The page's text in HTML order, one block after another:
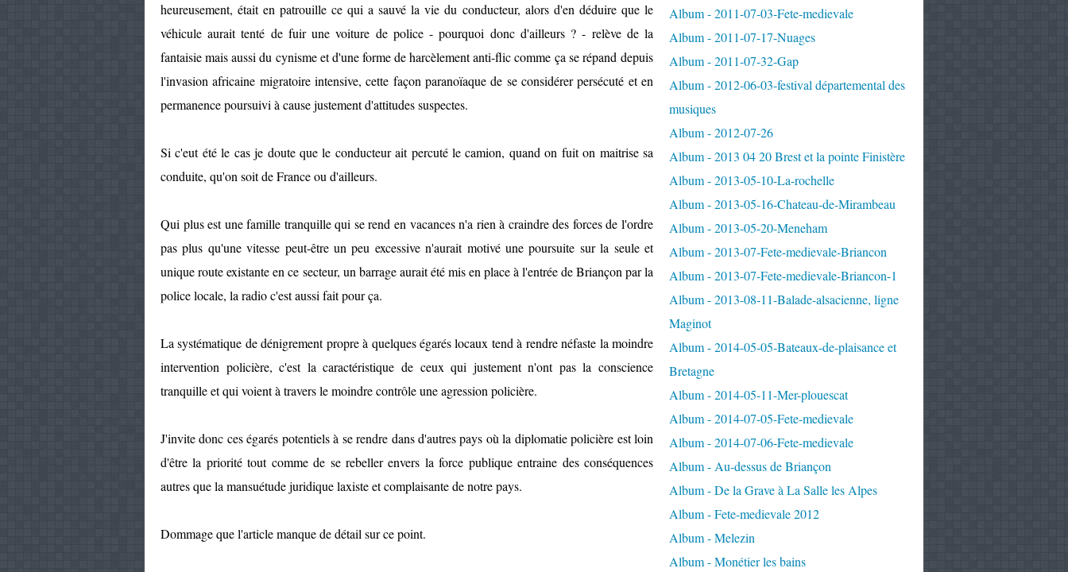
heureusement, était en patrouille ce qui a sauvé la vie du conducteur, alors d'en déduire que le
véhicule aurait tenté de fuir une voiture de police - pourquoi donc d'ailleurs ? - relève de la
fantaisie mais aussi du cynisme et d'une forme de harcèlement anti-flic comme ça se répand depuis
l'invasion africaine migratoire intensive, cette façon paranoïaque de se considérer persécuté et en
permanence poursuivi à cause justement d'attitudes suspectes.
Si c'eut été le cas je doute que le conducteur ait percuté le camion, quand on fuit on maitrise sa
conduite, qu'on soit de France ou d'ailleurs.
Qui plus est une famille tranquille qui se rend en vacances n'a rien à craindre des forces de l'ordre
pas plus qu'une vitesse peut-être un peu excessive n'aurait motivé une poursuite sur la seule et
unique route existante en ce secteur, un barrage aurait été mis en place à l'entrée de Briançon par la
police locale, la radio c'est aussi fait pour ça.
La systématique de dénigrement propre à quelques égarés locaux tend à rendre néfaste la moindre
intervention policière, c'est la caractéristique de ceux qui justement n'ont pas la conscience
tranquille et qui voient à travers le moindre contrôle une agression policière.
J'invite donc ces égarés potentiels à se rendre dans d'autres pays où la diplomatie policière est loin
d'être la priorité tout comme de se rebeller envers la force publique entraine des conséquences
autres que la mansuétude juridique laxiste et complaisante de notre pays.
Dommage que l'article manque de détail sur ce point.
Album - 2011-07-03-Fete-medievale
Album - 2011-07-17-Nuages
Album - 2011-07-32-Gap
Album - 2012-06-03-festival départemental des
musiques
Album - 2012-07-26
Album - 2013 04 20 Brest et la pointe Finistère
Album - 2013-05-10-La-rochelle
Album - 2013-05-16-Chateau-de-Mirambeau
Album - 2013-05-20-Meneham
Album - 2013-07-Fete-medievale-Briancon
Album - 2013-07-Fete-medievale-Briancon-1
Album - 2013-08-11-Balade-alsacienne, ligne
Maginot
Album - 2014-05-05-Bateaux-de-plaisance et
Bretagne
Album - 2014-05-11-Mer-plouescat
Album - 2014-07-05-Fete-medievale
Album - 2014-07-06-Fete-medievale
Album - Au-dessus de Briançon
Album - De la Grave à La Salle les Alpes
Album - Fete-medievale 2012
Album - Melezin
Album - Monétier les bains